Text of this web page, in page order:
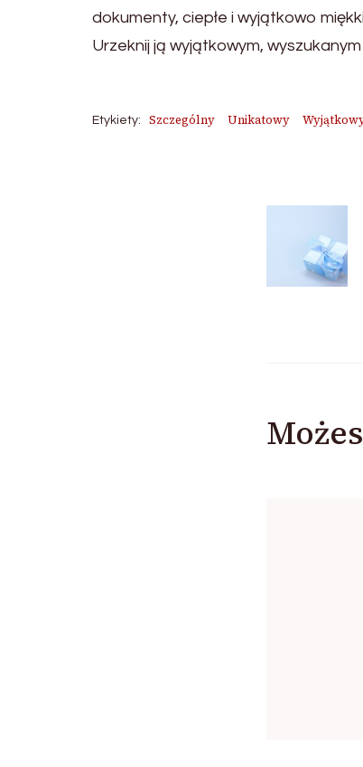
dokumenty, ciepłe i wyjątkowo
Urzeknij ją wyjątkowym,
Etykiety: Szczególny Unikatowy